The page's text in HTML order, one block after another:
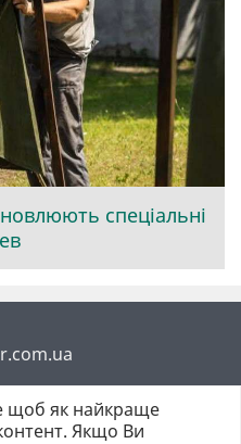
спеціальні
щоб як найкраще
Якщо Ви